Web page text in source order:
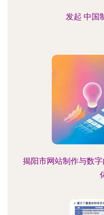
发起 中国
揭阳市网站制作与数